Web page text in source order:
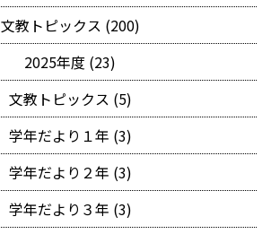
文教トピックス (200)
2025年度 (23)
文教トピックス (5)
学年だより１年 (3)
学年だより２年 (3)
学年だより３年 (3)